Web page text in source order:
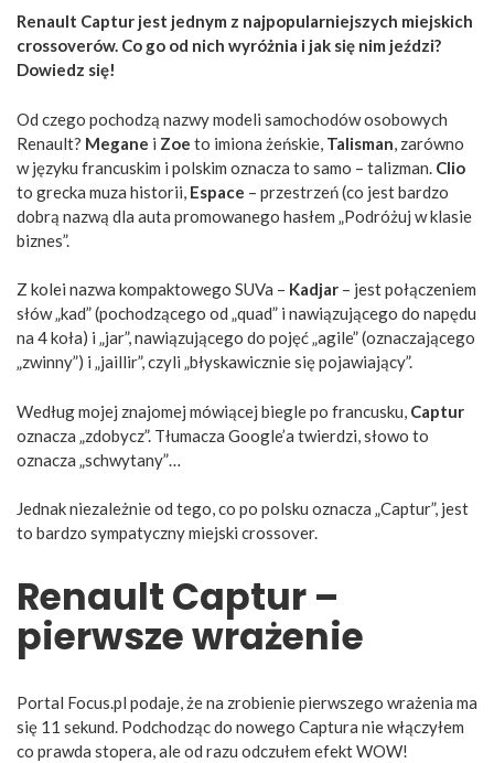
Renault Captur jest jednym z najpopularniejszych miejskich
crossoverów. Co go od nich wyróżnia i jak się nim jeździ?
Dowiedz się!
Od czego pochodzą nazwy modeli samochodów osobowych
Renault? Megane i Zoe to imiona żeńskie, Talisman, zarówno
w języku francuskim i polskim oznacza to samo – talizman. Clio
to grecka muza historii, Espace – przestrzeń (co jest bardzo
dobrą nazwą dla auta promowanego hasłem „Podróżuj w klasie
biznes”.
Z kolei nazwa kompaktowego SUVa – Kadjar – jest połączeniem
słów „kad” (pochodzącego od „quad” i nawiązującego do napędu
na 4 koła) i „jar”, nawiązującego do pojęć „agile” (oznaczającego
„zwinny”) i „jaillir”, czyli „błyskawicznie się pojawiający”.
Według mojej znajomej mówiącej biegle po francusku, Captur
oznacza „zdobycz”. Tłumacza Google’a twierdzi, słowo to
oznacza „schwytany”…
Jednak niezależnie od tego, co po polsku oznacza „Captur”, jest
to bardzo sympatyczny miejski crossover.
Renault Captur –
pierwsze wrażenie
Portal Focus.pl podaje, że na zrobienie pierwszego wrażenia ma
się 11 sekund. Podchodząc do nowego Captura nie włączyłem
co prawda stopera, ale od razu odczułem efekt WOW!